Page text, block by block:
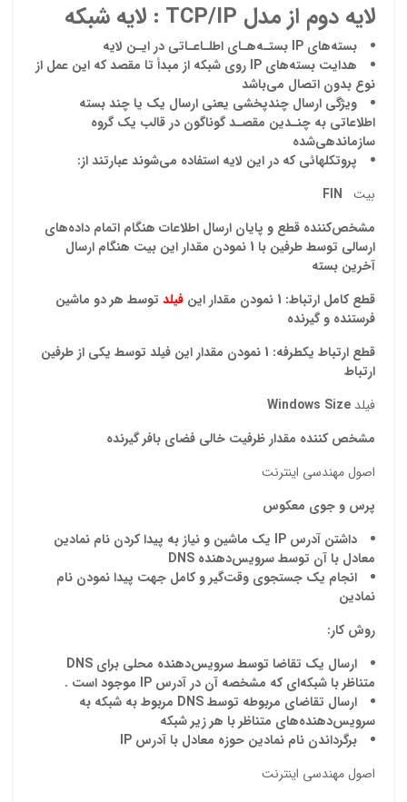
لايه دوم از مدل TCP/IP : لايه شبكه
بستههاي IP بستـههـاي اطلـاعـاتي در ايـن لايه
هدايت بستههاي IP روي شبكه از مبدأ تا مقصد كه اين عمل از
نوع بدون اتصال ميباشد
ويژگي ارسال چندپخشي يعني ارسال يك يا چند بسته
اطلاعاتي به چنـدين مقصـد گوناگون در قالب يك گروه
سازماندهيشده
پروتكلهائي كه در اين لايه استفاده ميشوند عبارتند از:
بيت FIN
مشخص‌کننده قطع و پايان ارسال اطلاعات هنگام اتمام داده‌هاي
ارسالي توسط طرفين با 1 نمودن مقدار اين بيت هنگام ارسال
آخرين بسته
قطع کامل ارتباط: 1 نمودن مقدار اين
فيلد توسط هر دو ماشين
فرستنده و گيرنده
قطع ارتباط يکطرفه: 1 نمودن مقدار اين فيلد توسط يکي از طرفين
ارتباط
فيلد Windows Size
مشخص کننده مقدار ظرفيت خالي فضاي بافر گيرنده
اصول مهندسي اینترنت
پرس و جوي معکوس
داشتن آدرس IP يك ماشين و نياز به پيدا كردن نام نمادين
معادل با آن توسط سرويس‌دهنده DNS
انجام يك جستجوي وقت‌گير و كامل جهت پيدا نمودن نام
نمادين
روش كار:
ارسال يك تقاضا توسط سرويس‌دهنده محلي براي DNS
متناظر با شبكه‌اي كه مشخصه آن در آدرس IP موجود است .
ارسال تقاضاي مربوطه توسطDNS مربوط به شبكه به
سرويس‌دهنده‌هاي متناظر با هر زير شبكه
برگرداندن نام نمادين حوزه معادل با آدرس IP
اصول مهندسي اینترنت